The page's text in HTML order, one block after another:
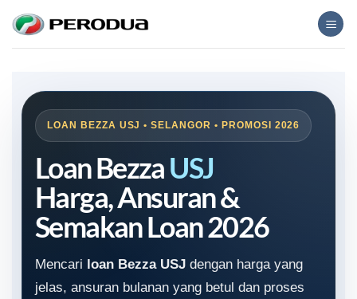
content
LOAN BEZZA USJ • SELANGOR • PROMOSI 2026
Loan BezzaUSJ
Harga, Ansuran &
Semakan Loan 2026
Mencari loan Bezza USJ dengan harga yang
jelas, ansuran bulanan yang betul dan proses